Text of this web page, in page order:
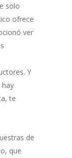
solo
ofrece
ver
Y
te
de
que